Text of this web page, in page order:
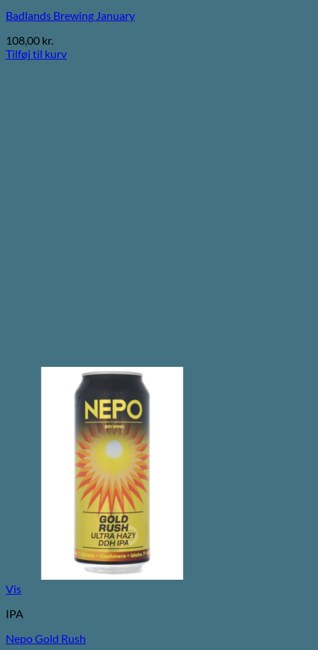
Badlands Brewing January
108,00 kr.
Tilføj til kurv
Vis
IPA
Nepo Gold Rush